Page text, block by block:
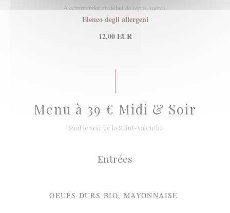
A commander en début de repas, merci.
Elenco degli allergeni
12,00 EUR
Menu à 39 € Midi & Soir
Sauf le soir de la Saint-Valentin
Entrées
OEUFS DURS BIO, MAYONNAISE